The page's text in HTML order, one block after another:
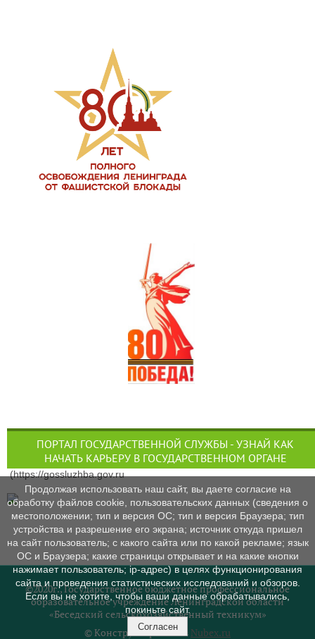
ПОРТАЛ ГОСУДАРСТВЕННОЙ СЛУЖБЫ - УЗНАЙ КАК
НАЧАТЬ КАРЬЕРУ В ГОСУДАРСТВЕННОМ ОРГАНЕ
(https://gossluzhba.gov.ru
©2020г., Государственное бюджетное профессиональное
образовательное учреждение Ленинградской области
«Беседский сельскохозяйственный техникум»
© Конструктор сайтов Nubex.ru
Продолжая использовать наш сайт, вы даете согласие на
обработку файлов cookie, пользовательских данных (сведения о
местоположении; тип и версия ОС; тип и версия Браузера; тип
устройства и разрешение его экрана; источник откуда пришел
на сайт пользователь; с какого сайта или по какой рекламе; язык
ОС и Браузера; какие страницы открывает и на какие кнопки
нажимает пользователь; ip-адрес) в целях функционирования
сайта и проведения статистических исследований и обзоров.
Если вы не хотите, чтобы ваши данные обрабатывались,
покиньте сайт.
Согласен